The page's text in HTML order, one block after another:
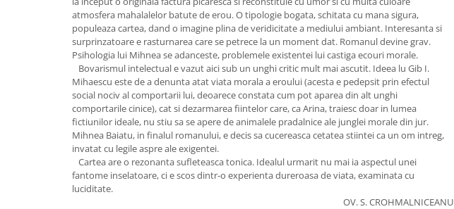
atmosfera mahalalelor batute de erou. O tipologie bogata, schitata cu mana sigura,
populeaza cartea, dand o imagine plina de veridicitate a mediului ambiant. Interesanta si
surprinzatoare e rasturnarea care se petrece la un moment dat. Romanul devine grav.
Psihologia lui Mihnea se adanceste, problemele existentei lui castiga ecouri morale.
Bovarismul intelectual e vazut aici sub un unghi critic mult mai ascutit. Ideea lu Gib I.
Mihaescu este de a denunta atat viata morala a eroului (acesta e pedepsit prin efectul
social nociv al comportarii lui, deoarece constata cum pot aparea din alt unghi
comportarile cinice), cat si dezarmarea fiintelor care, ca Arina, traiesc doar in lumea
fictiunilor ideale, nu stiu sa se apere de animalele pradalnice ale junglei morale din jur.
Mihnea Baiatu, in finalul romanului, e decis sa cucereasca cetatea stiintei ca un om intreg,
invatat cu legile aspre ale exigentei.
Cartea are o rezonanta sufleteasca tonica. Idealul urmarit nu mai ia aspectul unei
fantome inselatoare, ci e scos dintr-o experienta dureroasa de viata, examinata cu
luciditate.
OV. S. CROHMALNICEANU